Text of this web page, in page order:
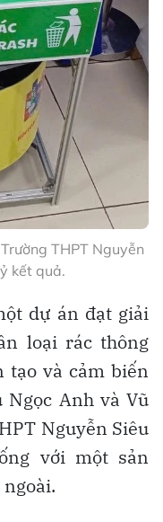
THPT Nguyễn
kết quả.
dự án đạt giải
loại rác thông
và cảm biến
Ngọc Anh và Vũ
Nguyễn Siêu
với một sản